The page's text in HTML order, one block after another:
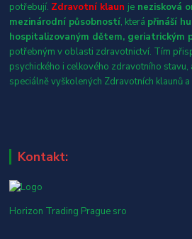
potřebují. Zdravotní klaun je nezisková
mezinárodní působností, která přináší
hospitalizovaným dětem, geriatrickým
potřebným v oblasti zdravotnictví. Tím
psychického i celkového zdravotního
speciálně vyškolených Zdravotních klaunů
Kontakt:
Horizon Trading Prague sro